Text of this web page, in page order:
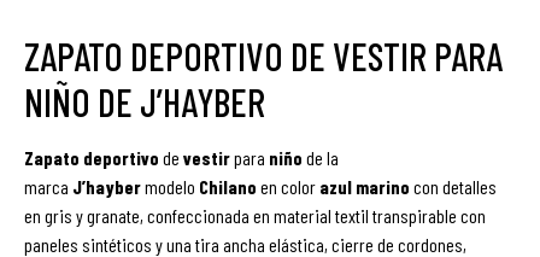
ZAPATO DEPORTIVO DE VESTIR PARA
NIÑO DE J’HAYBER
Zapato deportivo de vestirpara niño de la
marca J’haybermodelo Chilano en color azul marino con detalles
en gris y granate, confeccionada en material textil transpirable con
paneles sintéticos y una tira ancha elástica, cierre de cordones,